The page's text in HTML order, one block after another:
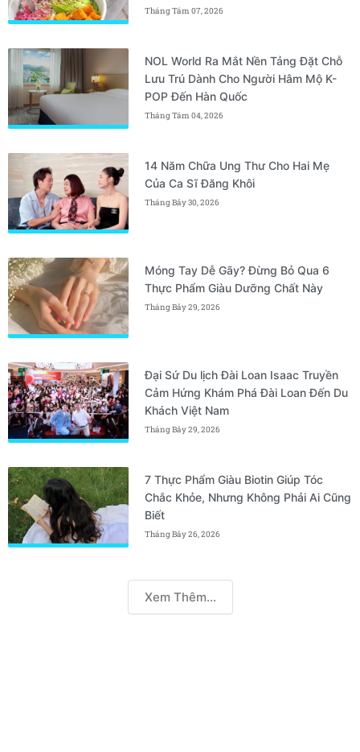
Tháng Tám 07, 2026
NOL World Ra Mắt Nền Tảng Đặt Chỗ
Lưu Trú Dành Cho Người Hâm Mộ K-
POP Đến Hàn Quốc
Tháng Tám 04, 2026
14 Năm Chữa Ung Thư Cho Hai Mẹ
Của Ca Sĩ Đăng Khôi
Tháng Bảy 30, 2026
Móng Tay Dễ Gãy? Đừng Bỏ Qua 6
Thực Phẩm Giàu Dưỡng Chất Này
Tháng Bảy 29, 2026
Đại Sứ Du lịch Đài Loan Isaac Truyền
Cảm Hứng Khám Phá Đài Loan Đến Du
Khách Việt Nam
Tháng Bảy 29, 2026
7 Thực Phẩm Giàu Biotin Giúp Tóc
Chắc Khỏe, Nhưng Không Phải Ai Cũng
Biết
Tháng Bảy 26, 2026
Xem Thêm...